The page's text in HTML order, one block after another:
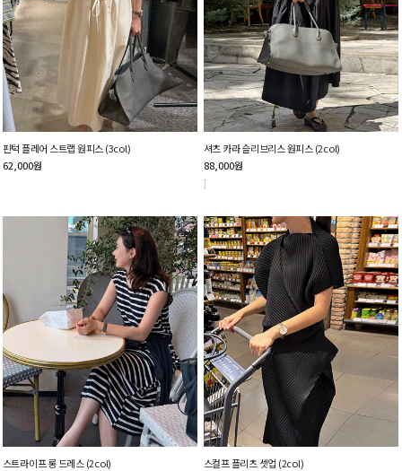
핀턱 플레어 스트랩 원피스 (3col)
62,000원
셔츠 카라 슬리브리스 원피스 (2col)
88,000원
]
스트라이프 롱 드레스 (2col)
스컬프 플리츠 셋업 (2col)